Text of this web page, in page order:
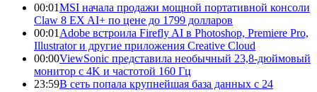
00:01MSI начала продажи мощной портативной консоли
Claw 8 EX AI+ по цене до 1799 долларов
00:01 Adobe встроила Firefly AI в Photoshop, Premiere Pro,
Illustrator и другие приложения Creative Cloud
00:00ViewSonic представила необычный 23,8-дюймовый
монитор с 4K и частотой 160 Гц
23:59В сеть попала крупнейшая база данных с 24